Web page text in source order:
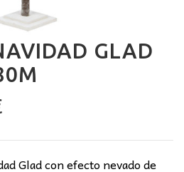
GLAD
El
actual
es:Glad con efecto nevado de